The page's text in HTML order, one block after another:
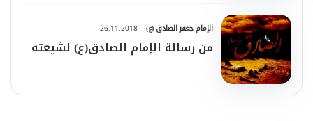
الإمام جعفر الصادق (ع) 26.11.2018
من رسالة الإمام الصادق(ع) لشيعته